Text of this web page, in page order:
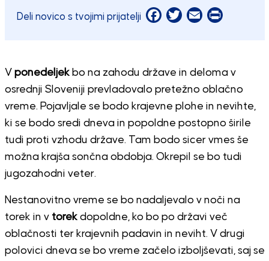
Deli novico s tvojimi prijatelji Facebook
Twitter
EmailPrint
V ponedeljekbo na zahodu države in deloma v
osrednji Sloveniji prevladovalo pretežno oblačno
vreme. Pojavljale se bodo krajevne plohe in nevihte,
ki se bodo sredi dneva in popoldne postopno širile
tudi proti vzhodu države. Tam bodo sicer vmes še
možna krajša sončna obdobja. Okrepil se bo tudi
jugozahodni veter.
Nestanovitno vreme se bo nadaljevalo v noči na
torek in v torekdopoldne, ko bo po državi več
oblačnosti ter krajevnih padavin in neviht. V drugi
polovici dneva se bo vreme začelo izboljševati, saj se